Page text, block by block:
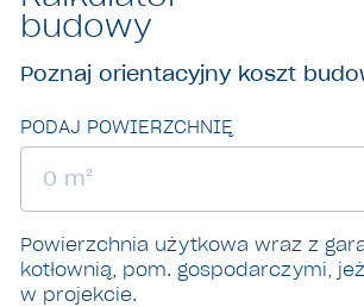
budowy
Poznaj orientacyjny koszt
PODAJ POWIERZCHNIĘ
Powierzchnia użytkowa wraz z
kotłownią, pom. gospodarczymi,
w projekcie.